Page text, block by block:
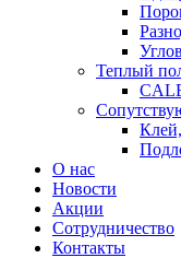
Теплый
О нас
Новости
Акции
Сотрудничество
Контакты